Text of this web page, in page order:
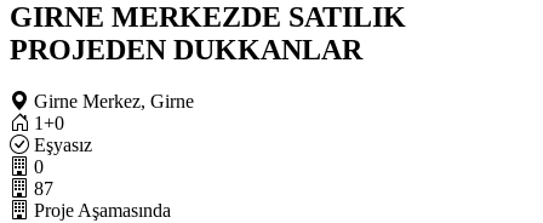
GIRNE MERKEZDE SATILIK
PROJEDEN DUKKANLAR
Girne Merkez, Girne
1+0
Eşyasız
0
87
Proje Aşamasında